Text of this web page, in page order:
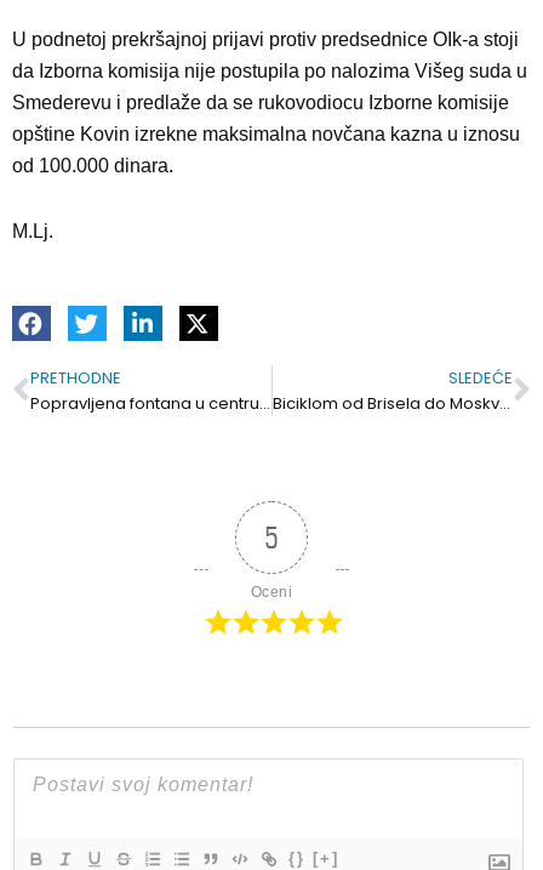
U podnetoj prekršajnoj prijavi protiv predsednice OIk-a stoji
da Izborna komisija nije postupila po nalozima Višeg suda u
Smederevu i predlaže da se rukovodiocu Izborne komisije
opštine Kovin izrekne maksimalna novčana kazna u iznosu
od 100.000 dinara.
M.Lj.
Prev
PRETHODNE
Popravljena fontana u centru. Košenje se nastavlja
SLEDEĆE
Biciklom od Brisela do Moskve 13: Kamion na „tri“ točka, jedan se zapalio, put se odužio ( video)
5
Oceni
{} [+]